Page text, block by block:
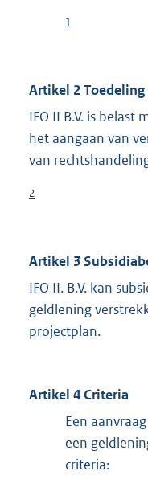
1
Artikel 2
IFO II B.V. is
het aangaan van
van
2
Artikel 3
IFO II. B.V. kan
geldlening
projectplan.
Artikel 4 Criteria
Een
een
criteria: